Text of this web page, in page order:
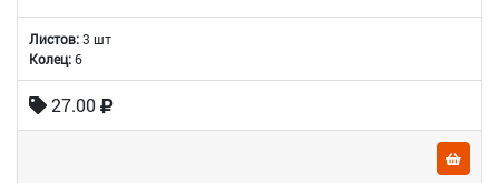
Листов:3 шт
Колец:6
27.00